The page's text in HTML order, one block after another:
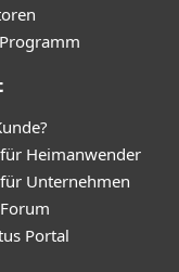
Heimanwender
Unternehmen
Portal